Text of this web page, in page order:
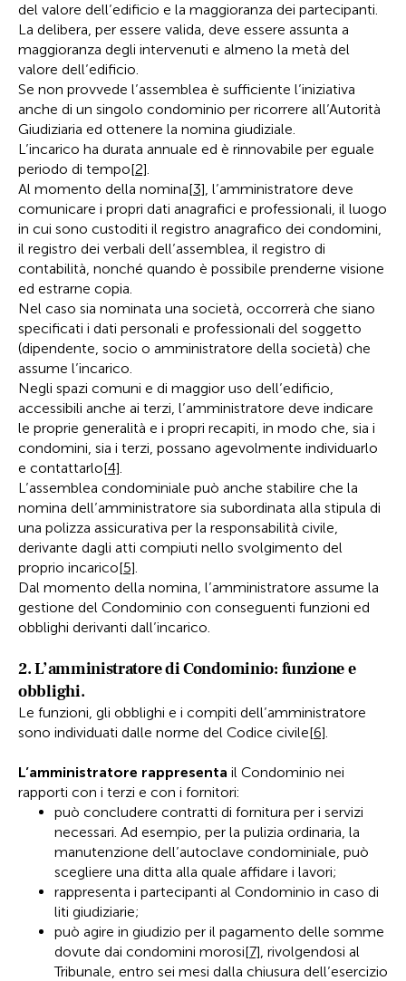
del valore dell’edificio e la maggioranza dei partecipanti.
La delibera, per essere valida, deve essere assunta a
maggioranza degli intervenuti e almeno la metà del
valore dell’edificio.
Se non provvede l’assemblea è sufficiente l’iniziativa
anche di un singolo condominio per ricorrere all’Autorità
Giudiziaria ed ottenere la nomina giudiziale.
L’incarico ha durata annuale ed è rinnovabile per eguale
periodo di tempo[2].
Al momento della nomina[3], l’amministratore deve
comunicare i propri dati anagrafici e professionali, il luogo
in cui sono custoditi il registro anagrafico dei condomini,
il registro dei verbali dell’assemblea, il registro di
contabilità, nonché quando è possibile prenderne visione
ed estrarne copia.
Nel caso sia nominata una società, occorrerà che siano
specificati i dati personali e professionali del soggetto
(dipendente, socio o amministratore della società) che
assume l’incarico.
Negli spazi comuni e di maggior uso dell’edificio,
accessibili anche ai terzi, l’amministratore deve indicare
le proprie generalità e i propri recapiti, in modo che, sia i
condomini, sia i terzi, possano agevolmente individuarlo
e contattarlo[4].
L’assemblea condominiale può anche stabilire che la
nomina dell’amministratore sia subordinata alla stipula di
una polizza assicurativa per la responsabilità civile,
derivante dagli atti compiuti nello svolgimento del
proprio incarico[5].
Dal momento della nomina, l’amministratore assume la
gestione del Condominio con conseguenti funzioni ed
obblighi derivanti dall’incarico.
2. L’amministratore di Condominio: funzione e
obblighi.
Le funzioni, gli obblighi e i compiti dell’amministratore
sono individuati dalle norme del Codice civile[6].
L’amministratore rappresenta il Condominio nei
rapporti con i terzi e con i fornitori:
può concludere contratti di fornitura per i servizi
necessari. Ad esempio, per la pulizia ordinaria, la
manutenzione dell’autoclave condominiale, può
scegliere una ditta alla quale affidare i lavori;
rappresenta i partecipanti al Condominio in caso di
liti giudiziarie;
può agire in giudizio per il pagamento delle somme
dovute dai condomini morosi[7], rivolgendosi al
Tribunale, entro sei mesi dalla chiusura dell’esercizio